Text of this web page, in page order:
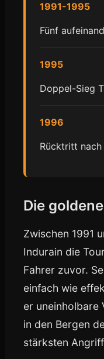
1991-1995
Fünf
1995
Doppel-Sieg
1996
Rücktritt
Die
Zwischen 1991
Indurain die
Fahrer zuvor.
einfach wie
er uneinholbare
in den Bergen
stärksten